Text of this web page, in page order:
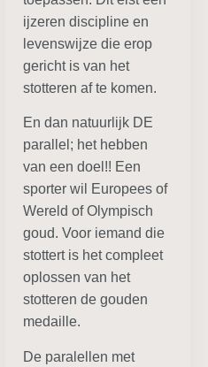
ijzeren discipline en
levenswijze die erop
gericht is van het
stotteren af te komen.
En dan natuurlijk DE
parallel; het hebben
van een doel!! Een
sporter wil Europees of
Wereld of Olympisch
goud. Voor iemand die
stottert is het compleet
oplossen van het
stotteren de gouden
medaille.
De paralellen met